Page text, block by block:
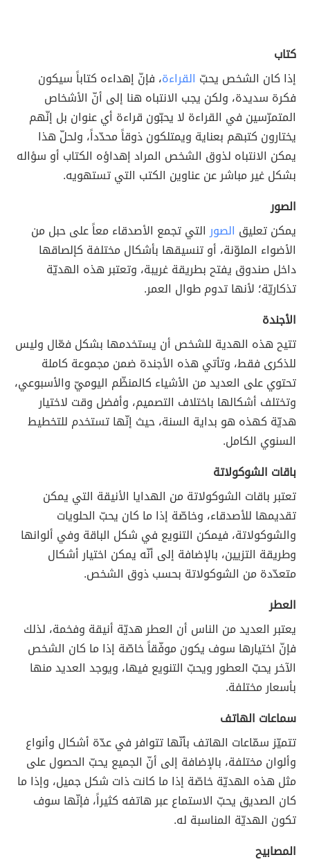
كتاب
إذا كان الشخص يحبّ القراءة، فإنّ إهداءه كتاباً سيكون
فكرة سديدة، ولكن يجب الانتباه هنا إلى أنّ الأشخاص
المتمرّسين في القراءة لا يحبّون قراءة أي عنوان بل إنّهم
يختارون كتبهم بعناية ويمتلكون ذوقاً محدّداً، ولحلّ هذا
يمكن الانتباه لذوق الشخص المراد إهداؤه الكتاب أو سؤاله
بشكل غير مباشر عن عناوين الكتب التي تستهويه.
الصور
يمكن تعليق الصورالتي تجمع الأصدقاء معاً على حبل من
الأضواء الملوّنة، أو تنسيقها بأشكال مختلفة كإلصاقها
داخل صندوق يفتح بطريقة غريبة، وتعتبر هذه الهديّة
تذكاريّة؛ لأنها تدوم طوال العمر.
الأجندة
تتيح هذه الهدية للشخص أن يستخدمها بشكل فعّال وليس
للذكرى فقط، وتأتي هذه الأجندة ضمن مجموعة كاملة
تحتوي على العديد من الأشياء كالمنظّم اليوميّ والأسبوعي،
وتختلف أشكالها باختلاف التصميم، وأفضل وقت لاختيار
هديّة كهذه هو بداية السنة، حيث إنّها تستخدم للتخطيط
السنوي الكامل.
باقات الشوكولاتة
تعتبر باقات الشوكولاتة من الهدايا الأنيقة التي يمكن
تقديمها للأصدقاء، وخاصّة إذا ما كان يحبّ الحلويات
والشوكولاتة، فيمكن التنويع في شكل الباقة وفي ألوانها
وطريقة التزيين، بالإضافة إلى أنّه يمكن اختيار أشكال
متعدّدة من الشوكولاتة بحسب ذوق الشخص.
العطر
يعتبر العديد من الناس أن العطر هديّة أنيقة وفخمة، لذلك
فإنّ اختيارها سوف يكون موفّقاً خاصّة إذا ما كان الشخص
الآخر يحبّ العطور ويحبّ التنويع فيها، ويوجد العديد منها
بأسعار مختلفة.
سماعات الهاتف
تتميّز سمّاعات الهاتف بأنّها تتوافر في عدّة أشكال وأنواع
وألوان مختلفة، بالإضافة إلى أنّ الجميع يحبّ الحصول على
مثل هذه الهديّة خاصّة إذا ما كانت ذات شكل جميل، وإذا ما
كان الصديق يحبّ الاستماع عبر هاتفه كثيراً، فإنّها سوف
تكون الهديّة المناسبة له.
المصابيح